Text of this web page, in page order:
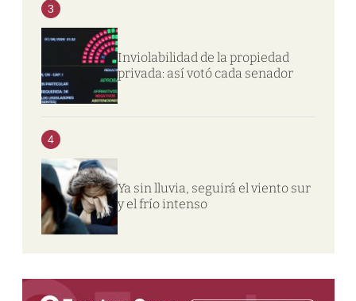
3
Inviolabilidad de la propiedad
privada: así votó cada senador
4
Ya sin lluvia, seguirá el viento sur
y el frío intenso